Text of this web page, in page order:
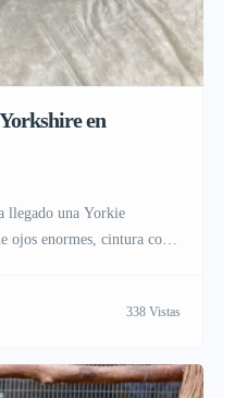
en
llegado una Yorkie
ojos enormes, cintura corta
Todos los que vean a
apariencia. Si te interesa338 Vistas